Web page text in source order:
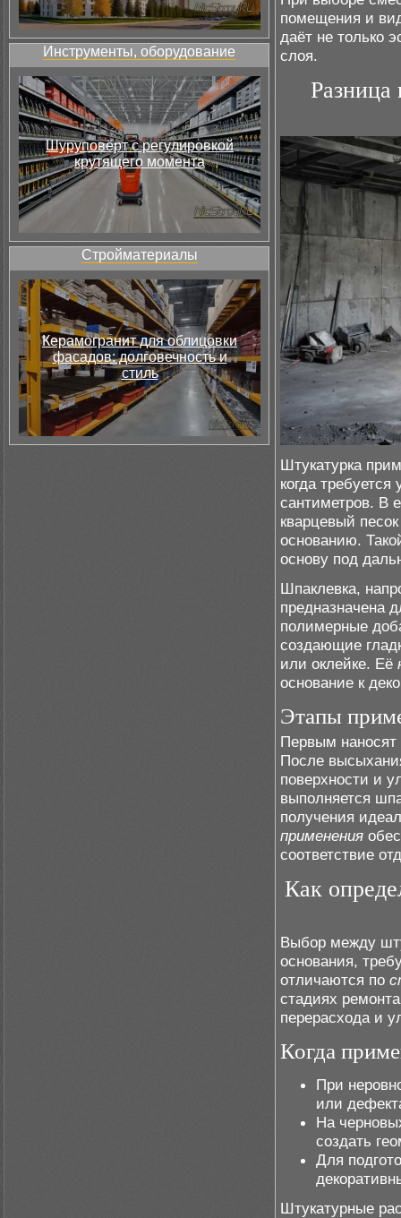
Инструменты, оборудование
Шуруповёрт с регулировкой
крутящего момента
Стройматериалы
Керамогранит для облицовки
фасадов: долговечность и
стиль
помещения и
даёт не только
слоя.
Разница
Штукатурка
когда
сантиметров. В
кварцевый
основанию.
основу под
Шпаклевка,
предназначена
полимерные
создающие
или оклейке. Её
основание к
Этапы
Первым
После
поверхности и
выполняется
получения
применения
соответствие
Как
Выбор между
основания,
отличаются по
стадиях
перерасхода и
Когда
При
или
На
создать
Для
Штукатурные